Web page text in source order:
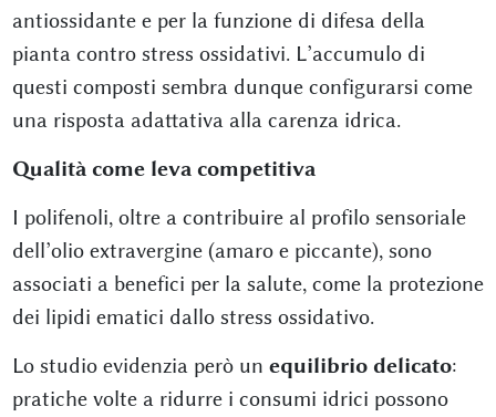
antiossidante e per la funzione di difesa della
pianta contro stress ossidativi. L’accumulo di
questi composti sembra dunque configurarsi come
una risposta adattativa alla carenza idrica.
Qualità come leva competitiva
I polifenoli, oltre a contribuire al profilo sensoriale
dell’olio extravergine (amaro e piccante), sono
associati a benefici per la salute, come la protezione
dei lipidi ematici dallo stress ossidativo.
Lo studio evidenzia però un equilibrio delicato:
pratiche volte a ridurre i consumi idrici possono